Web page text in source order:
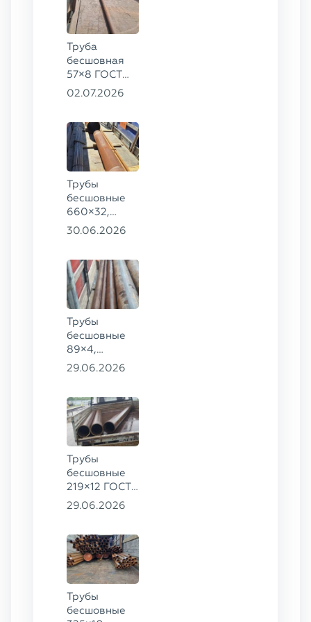
Труба
бесшовная
57×8 ГОСТ
8732-78
02.07.2026
Трубы
бесшовные
660×32,
426×28,
8732-78
сталь 09Г2С
30.06.2026
Трубы
бесшовные
89×4,
203×20,
09Г2С
29.06.2026
Трубы
бесшовные
219×12 ГОСТ
8732-78, ст.
29.06.2026
Трубы
бесшовные